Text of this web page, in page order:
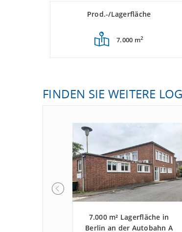
Prod.-/Lagerfläche
7.000 m2
FINDEN SIE WEITERE
7.000 m² Lagerfläche in
Berlin an der Autobahn A